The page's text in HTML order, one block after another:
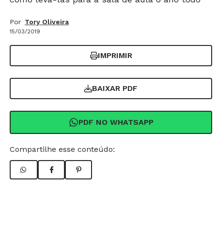
Por Tory Oliveira
15/03/2019
IMPRIMIR
BAIXAR PDF
PDF NO WHATSAPP
Compartilhe esse conteúdo: